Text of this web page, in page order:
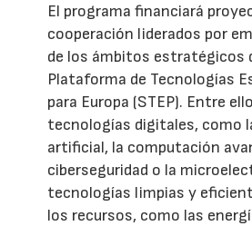
El programa financiará
cooperación liderados por
de los ámbitos estratégicos
Plataforma de Tecnologías
para Europa (STEP). Entre
tecnologías digitales, como
artificial, la computación
ciberseguridad o la
tecnologías limpias y
los recursos, como las